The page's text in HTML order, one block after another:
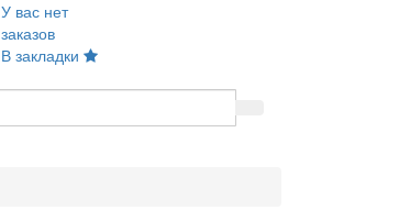
У вас нет
заказов
В закладки